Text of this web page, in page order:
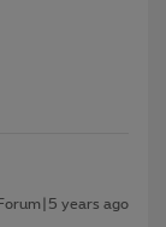
years ago